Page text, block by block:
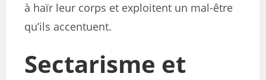
à haïr leur corps et exploitent un mal-être
qu’ils accentuent.
Sectarisme et